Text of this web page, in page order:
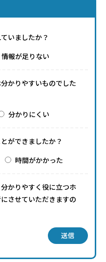
いましたか？
情報が足りない
かりやすいものでした
分かりにくい
ができましたか？
時間がかかった
かりやすく役に立つホ
させていただきますの
送信